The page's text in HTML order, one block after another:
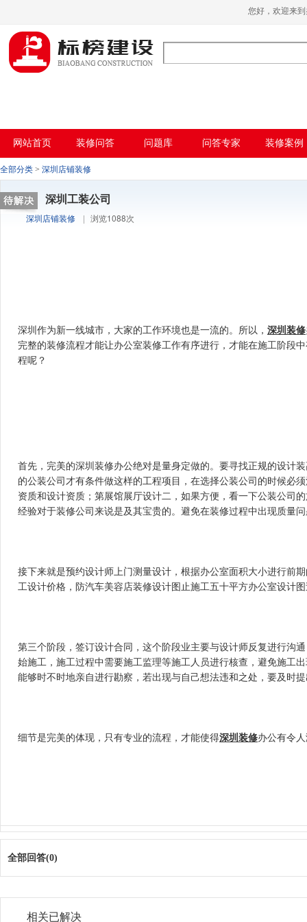
哈密瓜视频,哈密瓜视频app,哈密瓜视频下
载,哈密瓜视频app下载安装
您好，欢迎
网站首页 装修问答 问题库 问答专家 装修案例
全部分类 > 深圳店铺装修
深圳工装公司
深圳店铺装修
| 浏览1088次
深圳作为新一线城市，大家的工作环境也是一流的。所以， 深圳装修
完整的装修流程才能让办公室装修工作有序进行，才能在施工阶段
程呢？
首先，完美的深圳装修办公绝对是量身定做的。要寻找正规的设计
的公装公司才有条件做这样的工程项目，在选择公装公司的时候必须
资质和设计资质；第展馆展厅设计二，如果方便，看一下公装公司
经验对于装修公司来说是及其宝贵的。避免在装修过程中出现质量问题
接下来就是预约设计师上门测量设计，根据办公室面积大小进行前期
工设计价格，防汽车美容店装修设计图止施工五十平方办公室设计图
第三个阶段，签订设计合同，这个阶段业主要与设计师反复进行沟通
始施工，施工过程中需要施工监理等施工人员进行核查，避免施工出现
能够时不时地亲自进行勘察，若出现与自己想法违和之处，要及时提
细节是完美的体现，只有专业的流程，才能使得深圳装修办公有令人
全部回答(0)
相关已解决